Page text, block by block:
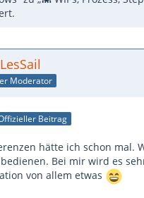
Moderator
Beitrag
hätte ich schon mal.
Bei mir wird es
von allem etwas